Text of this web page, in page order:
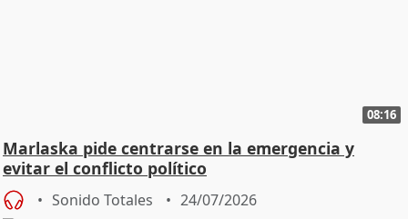
08:16
Marlaska pide centrarse en la emergencia y
evitar el conflicto político
Sonido Totales 24/07/2026